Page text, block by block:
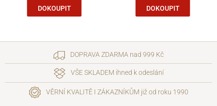
DOKOUPIT DOKOUPIT
DOPRAVA ZDARMA nad 999 Kč
VŠE SKLADEM ihned k odeslání
VĚRNÍ KVALITĚ I ZÁKAZNÍKŮM již od roku 1990